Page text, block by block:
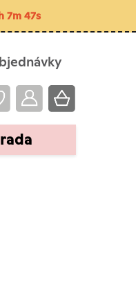
7m 46s